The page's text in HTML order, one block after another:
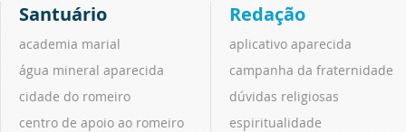
Santuário
academia marial
água mineral aparecida
cidade do romeiro
centro de apoio ao romeiro
Redação
aplicativo aparecida
campanha da fraternidade
dúvidas religiosas
espiritualidade